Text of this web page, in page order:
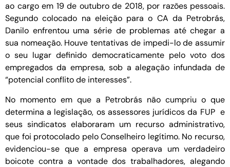
ao cargo em 19 de outubro de 2018, por razões pessoais.
Segundo colocado na eleição para o CA da Petrobrás,
Danilo enfrentou uma série de problemas até chegar a
sua nomeação. Houve tentativas de impedi-lo de assumir
o seu lugar definido democraticamente pelo voto dos
empregados da empresa, sob a alegação infundada de
“potencial conflito de interesses”.
No momento em que a Petrobrás não cumpriu o que
determina a legislação, os assessores jurídicos da FUP e
seus sindicatos elaboraram um recurso administrativo,
que foi protocolado pelo Conselheiro legítimo. No recurso,
evidenciou-se que a empresa operava um verdadeiro
boicote contra a vontade dos trabalhadores, alegando